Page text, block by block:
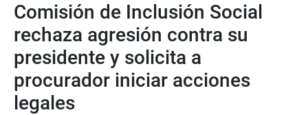
Comisión de Inclusión Social
rechaza agresión contra su
presidente y solicita a
procurador iniciar acciones
legales